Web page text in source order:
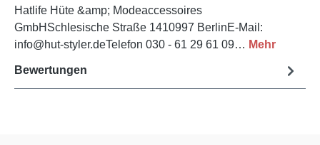
Hatlife Hüte &amp; Modeaccessoires
GmbHSchlesische Straße 1410997 BerlinE-Mail:
info@hut-styler.deTelefon 030 - 61 29 61 09… Mehr
Bewertungen